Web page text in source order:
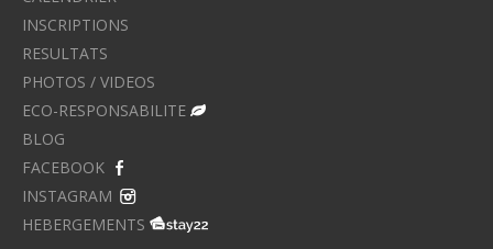
INSCRIPTIONS
RESULTATS
PHOTOS / VIDEOS
ECO-RESPONSABILITE
BLOG
FACEBOOK
INSTAGRAM
HEBERGEMENTS